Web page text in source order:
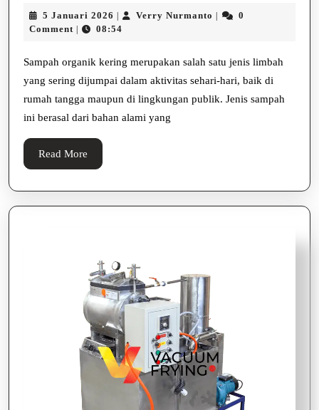
Kering
Lingkungan
5 Januari 2026 5
Januari
Verry Nurmanto Verry0
Comment
08:54
Sampah organik kering merupakan salah satu jenis limbah
yang sering dijumpai dalam aktivitas sehari-hari, baik di
rumah tangga maupun di lingkungan publik. Jenis sampah
ini berasal dari bahan alami yang
Read More
More